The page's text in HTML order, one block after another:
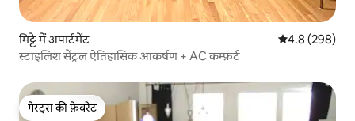
मिट्टे में अपार्टमेंट औसत रेटिंग 5 में
4.8 (298)
स्टाइलिश सेंट्रल ऐतिहासिक आकर्षण + AC कम्फ़र्ट
गेस्ट्स की फ़ेवरेट
गेस्ट्स की फ़ेवरेट